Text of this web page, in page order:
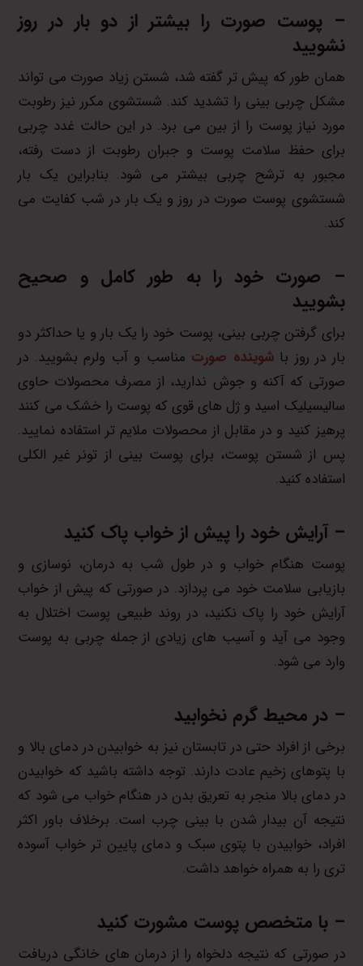
– پوست صورت را بیشتر از دو بار در روز
نشویید
همان طور که پیش تر گفته شد، شستن زیاد صورت می تواند
مشکل چربی بینی را تشدید کند. شستشوی مکرر نیز رطوبت
مورد نیاز پوست را از بین می برد. در این حالت غدد چربی
برای حفظ سلامت پوست و جبران رطوبت از دست رفته،
مجبور به ترشح چربی بیشتر می شود. بنابراین یک بار
شستشوی پوست صورت در روز و یک بار در شب کفایت می
کند.
– صورت خود را به طور کامل و صحیح
بشویید
برای گرفتن چربی بینی، پوست خود را یک بار و یا حداکثر دو
بار در روز باشوینده صورت مناسب و آب ولرم بشویید. در
صورتی که آکنه و جوش ندارید، از مصرف محصولات حاوی
سالیسیلیک اسید و ژل های قوی که پوست را خشک می کنند
پرهیز کنید و در مقابل از محصولات ملایم تر استفاده نمایید.
پس از شستن پوست، برای پوست بینی از تونر غیر الکلی
استفاده کنید.
– آرایش خود را پیش از خواب پاک کنید
پوست هنگام خواب و در طول شب به درمان، نوسازی و
بازیابی سلامت خود می پردازد. در صورتی که پیش از خواب
آرایش خود را پاک نکنید، در روند طبیعی پوست اختلال به
وجود می آید و آسیب های زیادی از جمله چربی به پوست
وارد می شود.
– در محیط گرم نخوابید
برخی از افراد حتی در تابستان نیز به خوابیدن در دمای بالا و
با پتوهای زخیم عادت دارند. توجه داشته باشید که خوابیدن
در دمای بالا منجر به تعریق بدن در هنگام خواب می شود که
نتیجه آن بیدار شدن با بینی چرب است. برخلاف باور اکثر
افراد، خوابیدن با پتوی سبک و دمای پایین تر خواب آسوده
تری را به همراه خواهد داشت.
– با متخصص پوست مشورت کنید
در صورتی که نتیجه دلخواه را از درمان های خانگی دریافت